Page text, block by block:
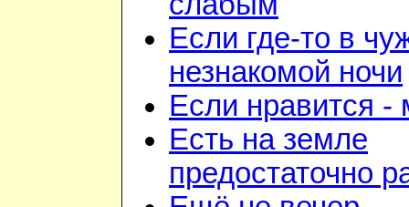
Если где-то в
незнакомой ночи
Если нравится -
Есть на земле
предостаточно